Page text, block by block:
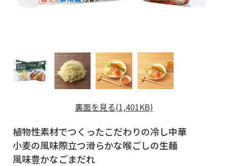
裏面を見る(1,401KB)
植物性素材でつくったこだわりの冷し中華
小麦の風味際立つ滑らかな喉ごしの生麺
風味豊かなごまだれ